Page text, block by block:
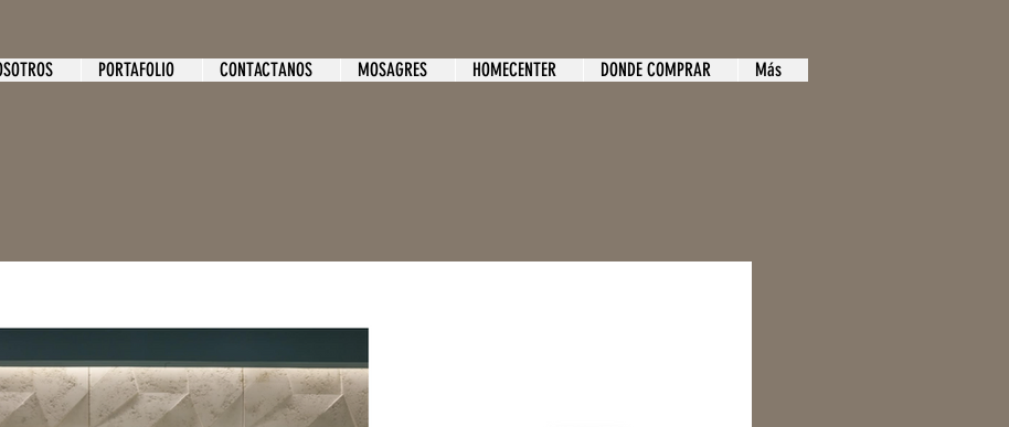
PORTAFOLIO CONTACTANOS MOSAGRES HOMECENTER DONDE COMPRAR Más